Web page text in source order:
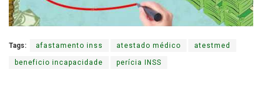
Tags: afastamento inss atestado médico atestmed
beneficio incapacidade perícia INSS